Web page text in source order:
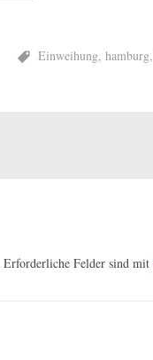
Einweihung, hamburg,
Erforderliche Felder sind mit